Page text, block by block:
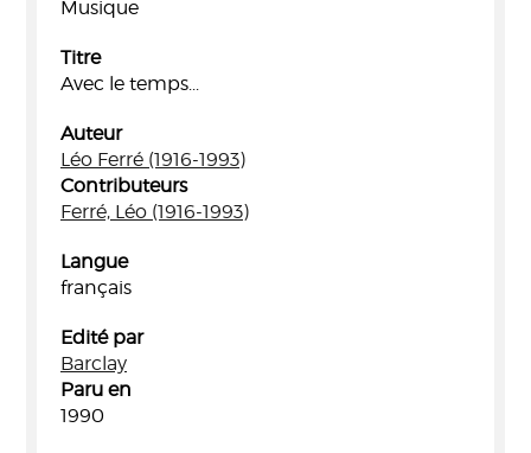
Musique
Titre
Avec le temps...
Auteur
Léo Ferré (1916-1993)
Contributeurs
Ferré, Léo (1916-1993)
Langue
français
Edité par
Barclay
Paru en
1990